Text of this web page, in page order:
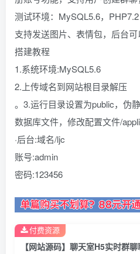
测试环境：MySQL5.6，PHP7.2
支持发送图片、表情包，后台
搭建教程
1.系统环境:MySQL5.6
2.上传域名到网站根目录解压
。3.运行目录设置为public，伪
数据库文件，修改配置文件/
·后台:域名/ljc
账号:admin
密码:123456
【网站源码】聊天室H5实时群
付费资源